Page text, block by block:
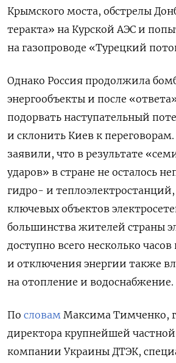
Крымского моста, обстрелы
теракта» на Курской АЭС и
на газопроводе «Турецкий
Однако Россия продолжила
энергообъекты и после
подорвать наступательный
и склонить Киев к
заявили, что в результате
ударов» в стране не осталось
гидро- и теплоэлектростанций,
ключевых объектов
большинства жителей страны
доступно всего несколько
и отключения энергии также
на отопление и водоснабжение.
По словам Максима Тимченко,
директора крупнейшей частной
компании Украины ДТЭК,